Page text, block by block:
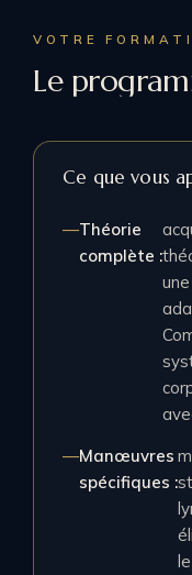
VOTRE
Le
Ce que vous
Théorie
complète :
Manœuvres
spécifiques :